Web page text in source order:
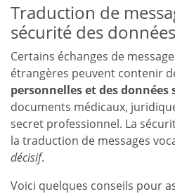
Traduction de
sécurité des données
Certains échanges de
étrangères peuvent contenir
personnelles et des données
documents médicaux,
secret professionnel. La
la traduction de messages
décisif.
Voici quelques conseils pour